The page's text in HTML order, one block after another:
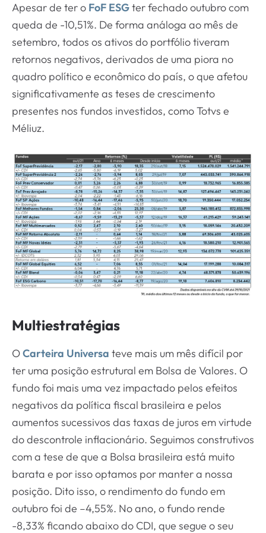
Apesar de ter o FoF ESGter fechado outubro com
queda de -10,51%. De forma análoga ao mês de
setembro, todos os ativos do portfólio tiveram
retornos negativos, derivados de uma piora no
quadro político e econômico do país, o que afetou
significativamente as teses de crescimento
presentes nos fundos investidos, como Totvs e
Méliuz.
Multiestratégias
OCarteira Universa teve mais um mês difícil por
ter uma posição estrutural em Bolsa de Valores. O
fundo foi mais uma vez impactado pelos efeitos
negativos da política fiscal brasileira e pelos
aumentos sucessivos das taxas de juros em virtude
do descontrole inflacionário. Seguimos construtivos
com a tese de que a Bolsa brasileira está muito
barata e por isso optamos por manter a nossa
posição. Dito isso, o rendimento do fundo em
outubro foi de –4,55%. No ano, o fundo rende
-8,33% ficando abaixo do CDI, que segue o seu